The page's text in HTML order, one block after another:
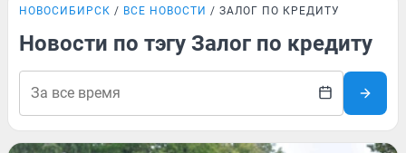
НОВОСИБИРСК ВСЕ НОВОСТИ ЗАЛОГ ПО КРЕДИТУ
Новости по тэгу Залог по кредиту